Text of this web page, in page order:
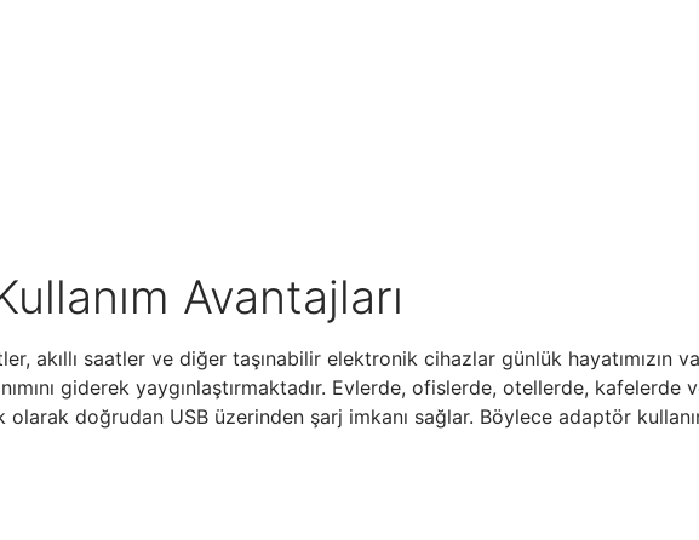
Avantajları
akıllı saatler ve diğer taşınabilir elektronik cihazlar günlük hayatımızın
giderek yaygınlaştırmaktadır. Evlerde, ofislerde, otellerde,
doğrudan USB üzerinden şarj imkanı sağlar. Böylece adaptör